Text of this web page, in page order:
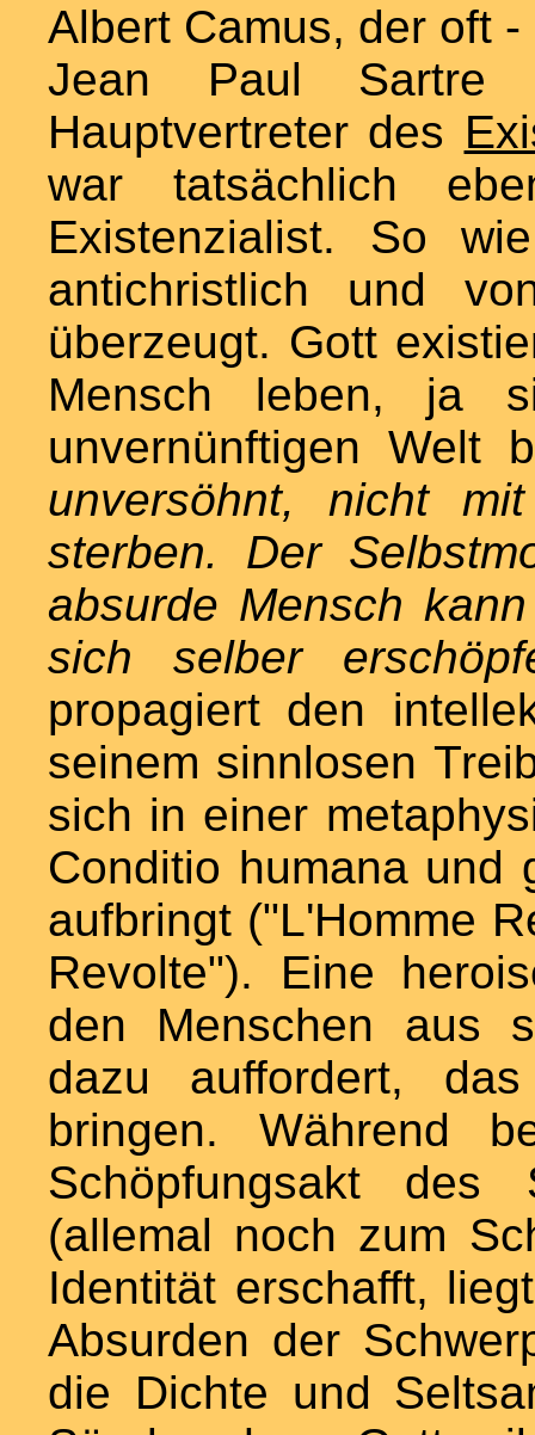
Albert Camus, der oft
Jean Paul Sartre
Hauptvertreter des
war tatsächlich
Existenzialist. So
antichristlich und
überzeugt. Gott
Mensch leben, ja
unvernünftigen Welt
unversöhnt, nicht
sterben. Der
absurde Mensch
sich selber
propagiert den
seinem sinnlosen
sich in einer
Conditio humana und
aufbringt ("L'Homme
Revolte"). Eine
den Menschen aus
dazu auffordert,
bringen. Während
Schöpfungsakt des
(allemal noch zum
Identität erschafft,
Absurden der
die Dichte und